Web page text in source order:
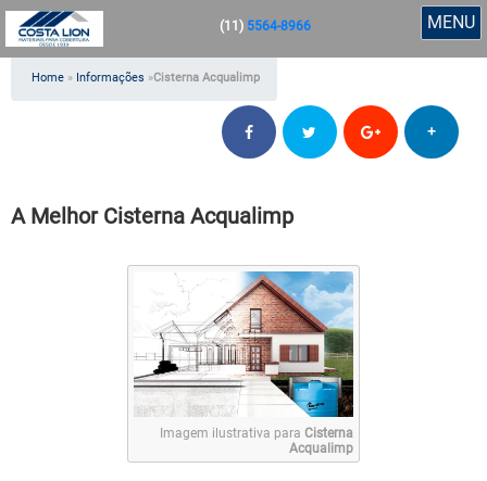
MENU
(11) 5564-8966
Home » Informações »Cisterna Acqualimp
+
A Melhor Cisterna Acqualimp
Imagem ilustrativa para Cisterna
Acqualimp